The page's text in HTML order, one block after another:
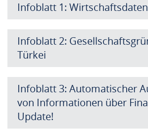
Infoblatt 1:
Infoblatt 2:
Türkei
Infoblatt 3: Automatischer
von Informationen über
Update!